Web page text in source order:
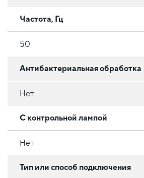
Частота, Гц
50
Антибактериальная обработка
Нет
С контрольной лампой
Нет
Тип или способ подключения